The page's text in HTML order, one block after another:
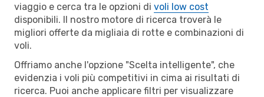
viaggio e cerca tra le opzioni di voli low cost
disponibili. Il nostro motore di ricerca troverà le
migliori offerte da migliaia di rotte e combinazioni di
voli.
Offriamo anche l'opzione "Scelta intelligente", che
evidenzia i voli più competitivi in cima ai risultati di
ricerca. Puoi anche applicare filtri per visualizzare